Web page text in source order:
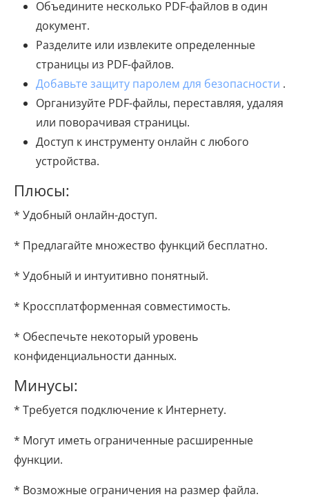
Объедините несколько PDF-файлов в один
документ.
Разделите или извлеките определенные
страницы из PDF-файлов.
Добавьте защиту паролем для безопасности .
Организуйте PDF-файлы, переставляя, удаляя
или поворачивая страницы.
Доступ к инструменту онлайн с любого
устройства.
Плюсы:
* Удобный онлайн-доступ.
* Предлагайте множество функций бесплатно.
* Удобный и интуитивно понятный.
* Кроссплатформенная совместимость.
* Обеспечьте некоторый уровень
конфиденциальности данных.
Минусы:
* Требуется подключение к Интернету.
* Могут иметь ограниченные расширенные
функции.
* Возможные ограничения на размер файла.